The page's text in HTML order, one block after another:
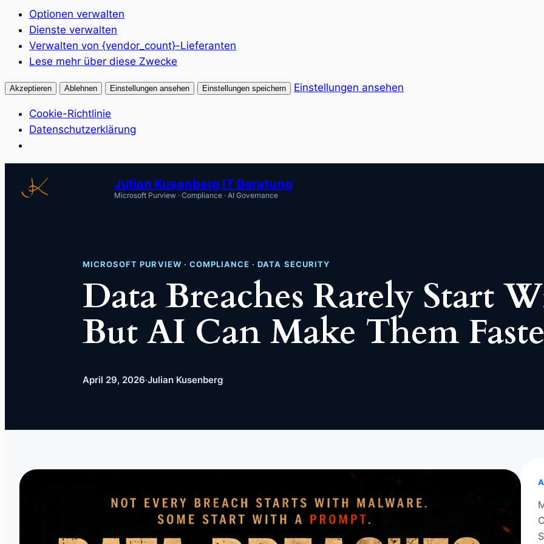
Optionen verwalten
Dienste verwalten
Verwalten von {vendor_count}-Lieferanten
Lese mehr über diese Zwecke
Akzeptieren Ablehnen Einstellungen ansehen Einstellungen speichern Einstellungen ansehen
Cookie-Richtlinie
Datenschutzerklärung
Inhalt
springen
Julian Kusenberg IT Beratung
Microsoft Purview · Compliance · AI Governance
MICROSOFT PURVIEW · COMPLIANCE · DATA SECURITY
Data Breaches Rarely Start
But AI Can Make Them
April 29, 2026·Julian Kusenberg